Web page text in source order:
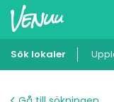
Sök lokaler